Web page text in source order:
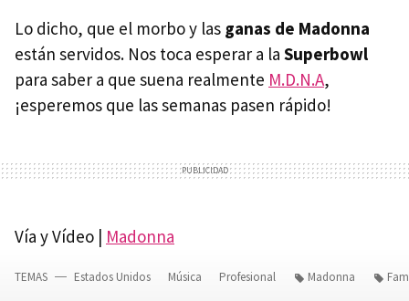
Lo dicho, que el morbo y las ganas de Madonna
están servidos. Nos toca esperar a la Superbowl
para saber a que suena realmente M.D.N.A,
¡esperemos que las semanas pasen rápido!
Vía y Vídeo | Madonna
TEMAS Estados Unidos Música Profesional Madonna